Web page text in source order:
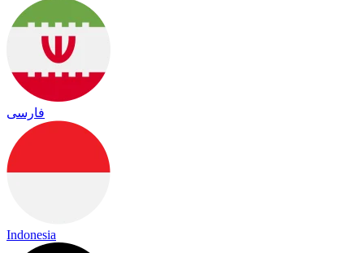
فارسی
Indonesia